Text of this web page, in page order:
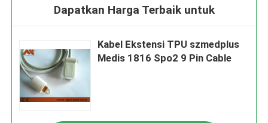
Dapatkan Harga Terbaik untuk
Kabel Ekstensi TPU szmedplus
Medis 1816 Spo2 9 Pin Cable